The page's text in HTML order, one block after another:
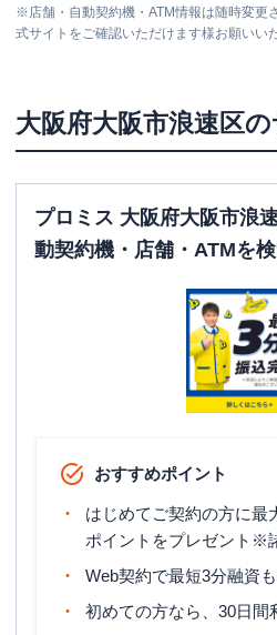
名称 アコム 南海難
日祝：09:00-
ATM営業時間
土曜：24時間
日祝：24時間
ATM 〇
〇
大阪府大阪市
５ オークビ
営業時間
土曜 ：
：
ATM営業時間
平日：7：00
日祝：7：00
※店舗・自動契約機・ATM情報は随時変更
式サイトをご確認いただけます様お願いい
大阪府大阪市浪速区
プロミス 大阪府大阪市浪
動契約機・店舗・ATMを
おすすめポイント
はじめてご契約の方に最
ポイントをプレゼント※
Web契約で最短3分融資
初めての方なら、30日